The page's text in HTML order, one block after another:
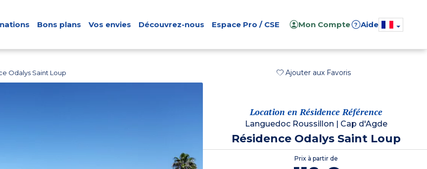
Bons plans Vos envies Découvrez-nous Espace Pro / CSE Mon Compte ? Aide
Odalys Saint Loup Ajouter aux Favoris
Location en Résidence Référence
Languedoc Roussillon Cap d'Agde
Résidence Odalys Saint Loup
Prix à partir de